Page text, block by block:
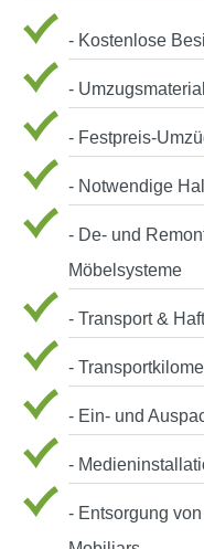
- Kostenlose
-
- Festpreis-
- Notwendige
- De- und
Möbelsysteme
- Transport &
-
- Ein- und
-
- Entsorgung